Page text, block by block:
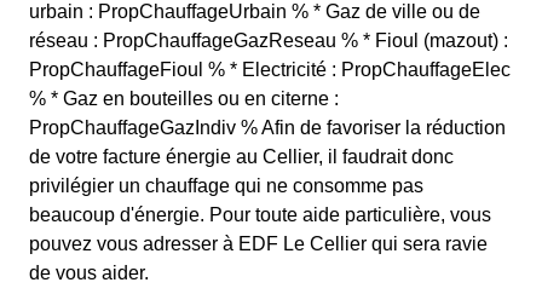
urbain : PropChauffageUrbain % * Gaz de ville ou de
réseau : PropChauffageGazReseau % * Fioul (mazout) :
PropChauffageFioul % * Electricité : PropChauffageElec
% * Gaz en bouteilles ou en citerne :
PropChauffageGazIndiv % Afin de favoriser la réduction
de votre facture énergie au Cellier, il faudrait donc
privilégier un chauffage qui ne consomme pas
beaucoup d'énergie. Pour toute aide particulière, vous
pouvez vous adresser à EDF Le Cellier qui sera ravie
de vous aider.